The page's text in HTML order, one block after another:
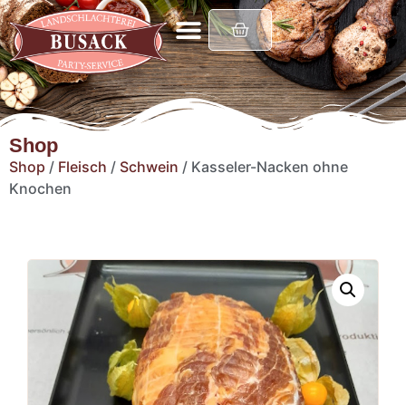
Shop
Shop / Fleisch / Schwein / Kasseler-Nacken ohne
Knochen